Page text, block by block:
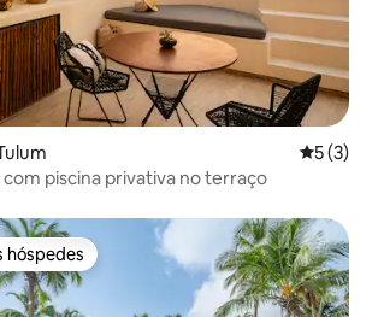
5 de
5 (3)
piscina privativa no terraço
preferidos dos hóspedes
hóspedes